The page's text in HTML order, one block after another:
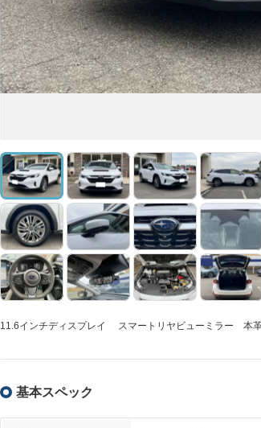
11.6インチディスプレイ スマートリヤビューミラー 本革
基本スペック